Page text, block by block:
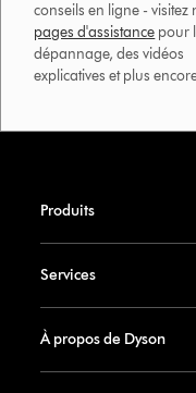
conseils en ligne - visitez
pages d'assistance pour
dépannage, des vidéos
explicatives et plus
Produits
Services
À propos de Dyson